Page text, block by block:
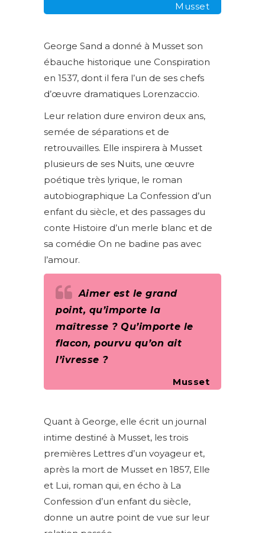
Musset
George Sand a donné à Musset son
ébauche historique une Conspiration
en 1537, dont il fera l’un de ses chefs
d’œuvre dramatiques Lorenzaccio.
Leur relation dure environ deux ans,
semée de séparations et de
retrouvailles. Elle inspirera à Musset
plusieurs de ses Nuits, une œuvre
poétique très lyrique, le roman
autobiographique La Confession d’un
enfant du siècle, et des passages du
conte Histoire d’un merle blanc et de
sa comédie On ne badine pas avec
l’amour.
Aimer est le grand
point, qu’importe la
maîtresse ? Qu’importe le
flacon, pourvu qu’on ait
l’ivresse ?
Musset
Quant à George, elle écrit un journal
intime destiné à Musset, les trois
premières Lettres d’un voyageur et,
après la mort de Musset en 1857, Elle
et Lui, roman qui, en écho à La
Confession d’un enfant du siècle,
donne un autre point de vue sur leur